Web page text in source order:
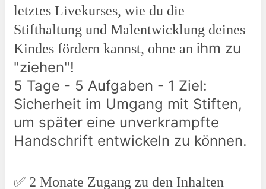
letztes Livekurses, wie du die
Stifthaltung und Malentwicklung deines
Kindes fördern kannst, ohne an ihm zu
"ziehen"!
5 Tage - 5 Aufgaben - 1 Ziel:
Sicherheit im Umgang mit Stiften,
um später eine unverkrampfte
Handschrift entwickeln zu können.
✅ 2 Monate Zugang zu den Inhalten